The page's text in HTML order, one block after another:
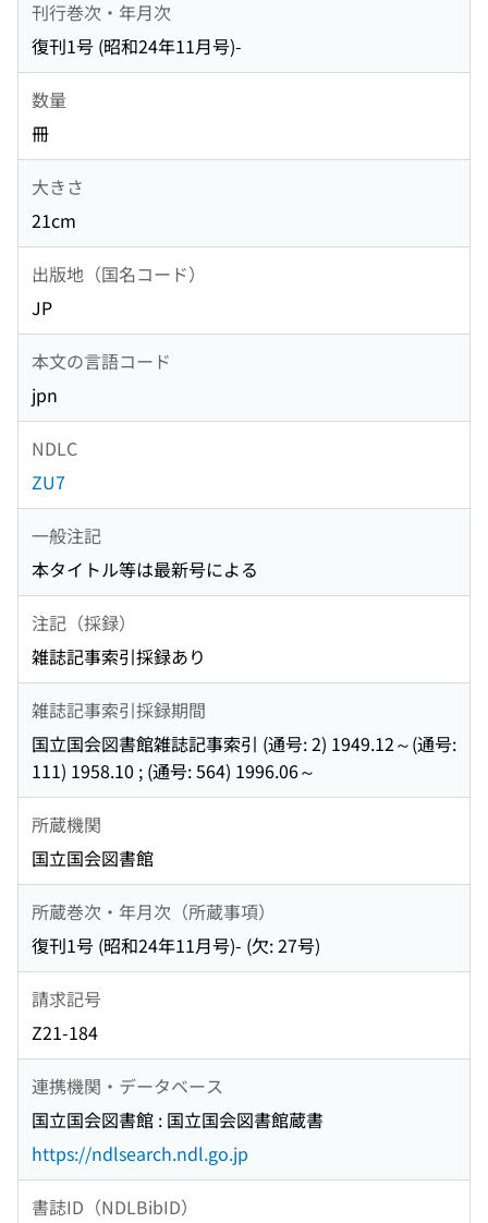
刊行巻次・年月次
復刊1号 (昭和24年11月号)-
数量
冊
大きさ
21cm
出版地（国名コード）
JP
本文の言語コード
jpn
NDLC
ZU7
一般注記
本タイトル等は最新号による
注記（採録）
雑誌記事索引採録あり
雑誌記事索引採録期間
国立国会図書館雑誌記事索引 (通号: 2) 1949.12～(通号:
111) 1958.10 ; (通号: 564) 1996.06～
所蔵機関
国立国会図書館
所蔵巻次・年月次（所蔵事項）
復刊1号 (昭和24年11月号)- (欠: 27号)
請求記号
Z21-184
連携機関・データベース
国立国会図書館 : 国立国会図書館蔵書
https://ndlsearch.ndl.go.jp
書誌ID（NDLBibID）